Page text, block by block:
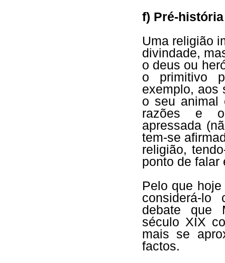
f) Pré-
Uma religião
divindade,
o deus ou
o primitivo
exemplo, aos
o seu animal
razões e
apressada
tem-se
religião,
ponto de falar
Pelo que
considerá-lo
debate que
século XIX
mais se
factos.